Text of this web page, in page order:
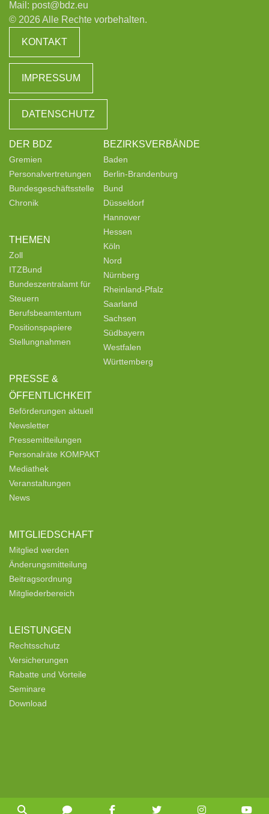
Mail: post@bdz.eu
© 2026 Alle Rechte vorbehalten.
KONTAKT
IMPRESSUM
DATENSCHUTZ
DER BDZ
Gremien
Personalvertretungen
Bundesgeschäftsstelle
Chronik
THEMEN
Zoll
ITZBund
Bundeszentralamt für
Steuern
Berufsbeamtentum
Positionspapiere
Stellungnahmen
PRESSE &
ÖFFENTLICHKEIT
Beförderungen aktuell
Newsletter
Pressemitteilungen
Personalräte KOMPAKT
Mediathek
Veranstaltungen
News
MITGLIEDSCHAFT
Mitglied werden
Änderungsmitteilung
Beitragsordnung
Mitgliederbereich
LEISTUNGEN
Rechtsschutz
Versicherungen
Rabatte und Vorteile
Seminare
Download
BEZIRKSVERBÄNDE
Baden
Berlin-Brandenburg
Bund
Düsseldorf
Hannover
Hessen
Köln
Nord
Nürnberg
Rheinland-Pfalz
Saarland
Sachsen
Südbayern
Westfalen
Württemberg